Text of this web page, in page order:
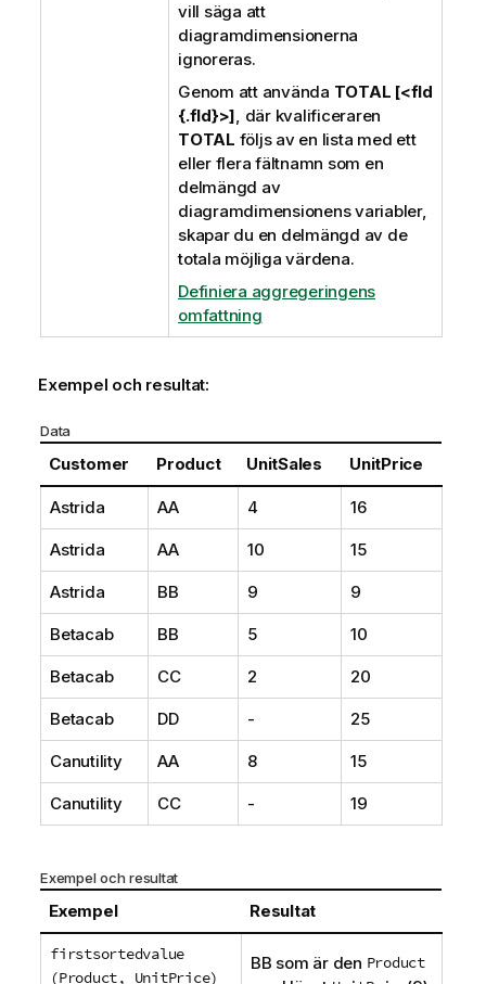
vill säga att
diagramdimensionerna
ignoreras.
Genom att använda TOTAL [<fld
{.fld}>], där kvalificeraren
TOTAL följs av en lista med ett
eller flera fältnamn som en
delmängd av
diagramdimensionens variabler,
skapar du en delmängd av de
totala möjliga värdena.
Definiera aggregeringens
omfattning
Exempel och resultat:
Data
Customer Product UnitSales UnitPrice
Astrida AA 4 16
Astrida AA 10 15
Astrida BB 9 9
Betacab BB 5 10
Betacab CC 2 20
Betacab DD - 25
Canutility AA 8 15
Canutility CC - 19
Exempel och resultat
Exempel Resultat
firstsortedvalue
(Product, UnitPrice)
BB som är den Product